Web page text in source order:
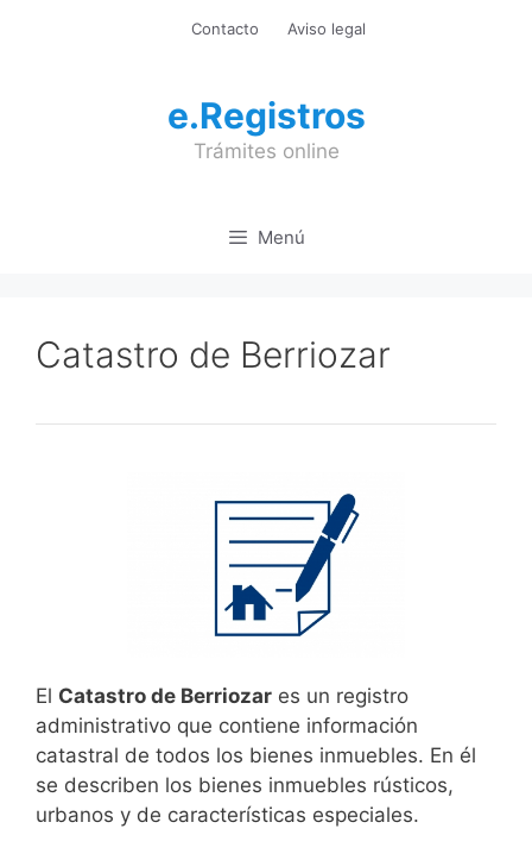
Contacto Aviso legal
e.Registros
Trámites online
Menú
Catastro de Berriozar
El Catastro de Berriozar es un registro
administrativo que contiene información
catastral de todos los bienes inmuebles. En él
se describen los bienes inmuebles rústicos,
urbanos y de características especiales.